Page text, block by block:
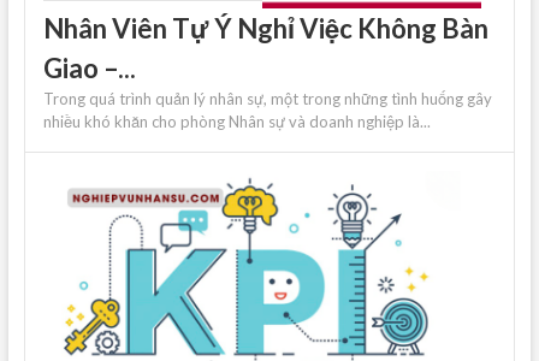
Nhân Viên Tự Ý Nghỉ Việc Không Bàn
Giao –...
Trong quá trình quản lý nhân sự, một trong những tình huống gây
nhiều khó khăn cho phòng Nhân sự và doanh nghiệp là...